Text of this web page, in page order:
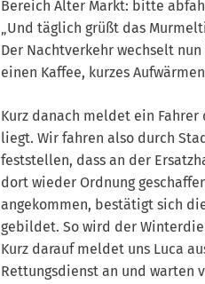
Bereich Alter Markt: bitte
„Und täglich grüßt das
Der Nachtverkehr wechselt
einen Kaffee, kurzes
Kurz danach meldet ein
liegt. Wir fahren also durch
feststellen, dass an der
dort wieder Ordnung
angekommen, bestätigt sich
gebildet. So wird der
Kurz darauf meldet uns Luca
Rettungsdienst an und warten